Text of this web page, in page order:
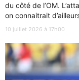
du côté de l’OM.
on connaitrait
10 juillet 2026 à 17h00